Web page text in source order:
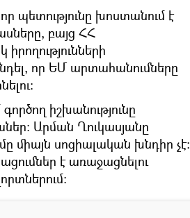
պետությունը խոստանում է
բայց ՀՀ
որ ԵՄ արտահանումները
իշխանությունը
Արման Ղուկասյանը
միայն սոցիալական խնդիր չէ։
է առաջացնելու